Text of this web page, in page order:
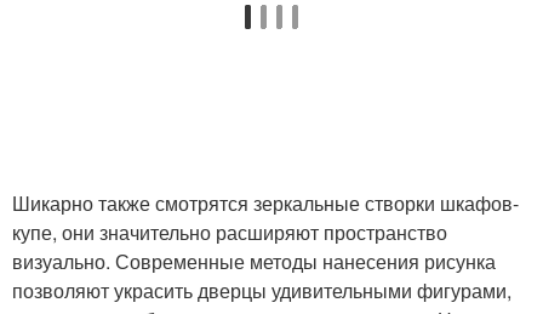
Шикарно также смотрятся зеркальные створки шкафов-
купе, они значительно расширяют пространство
визуально. Современные методы нанесения рисунка
позволяют украсить дверцы удивительными фигурами,